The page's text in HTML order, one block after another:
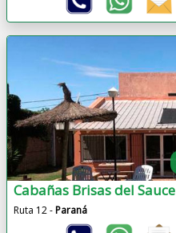
Cabañas Brisas del Sauce
Ruta 12 -Paraná